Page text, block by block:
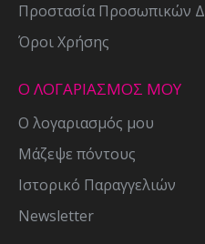
Προστασία Προσωπικών
Όροι Χρήσης
Ο ΛΟΓΑΡΙΑΣΜΟΣ ΜΟΥ
Ο λογαριασμός μου
Μάζεψε πόντους
Ιστορικό Παραγγελιών
Newsletter